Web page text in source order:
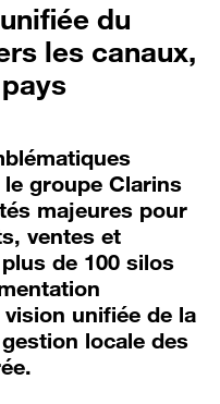
du
les canaux,
groupe Clarins
majeures pour
ventes et
de 100 silos
unifiée de la
locale des